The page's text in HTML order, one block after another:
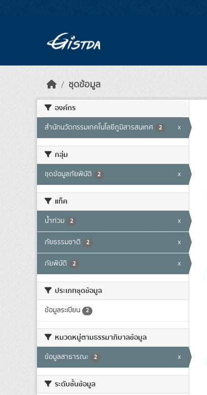
ชุดข้อมูล
องค์กร
สำนักนวัตกรรมเทคโนโลยีภูมิสารสนเทศ 2 x
กลุ่ม
ชุดข้อมูลภัยพิบัติ 2 x
แท็ค
น้ำท่วม 2 x
ภัยธรรมชาติ 2 x
ภัยพิบัติ 2 x
ประเภทชุดข้อมูล
ข้อมูลระเบียน 2
หมวดหมู่ตามธรรมาภิบาลข้อมูล
ข้อมูลสาธารณะ 2 x
ระดับชั้นข้อมูล